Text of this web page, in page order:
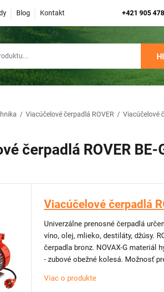
Blog Kontakt +421 905
/ Viacúčelové čerpadlá ROVER / Viacúčelové
čerpadlá ROVER BE-
Viacúčelové čerpadlá
Univerzálne prenosné čerpadlá
víno, olej, mlieko, destiláty, džúsy.
čerpadla bronz. NOVAX-G materiál
- zubové obežné kolesá. Možnosť
Viac o produkte